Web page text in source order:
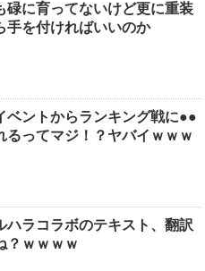
碌に育ってないけど更に重装
手を付ければいいのか
ベントからランキング戦に●●
るってマジ！？ヤバイｗｗｗ
ハラコラボのテキスト、翻訳
？ｗｗｗｗ